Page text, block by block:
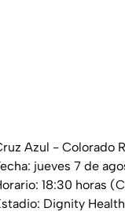
Azul - Colorado
jueves 7 de
18:30 horas
Dignity